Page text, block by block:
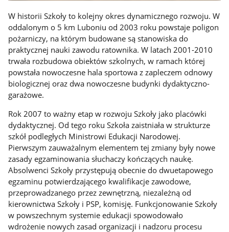
W historii Szkoły to kolejny okres dynamicznego rozwoju. W
oddalonym o 5 km Luboniu od 2003 roku powstaje poligon
pożarniczy, na którym budowane są stanowiska do
praktycznej nauki zawodu ratownika. W latach 2001-2010
trwała rozbudowa obiektów szkolnych, w ramach której
powstała nowoczesne hala sportowa z zapleczem odnowy
biologicznej oraz dwa nowoczesne budynki dydaktyczno-
garażowe.
Rok 2007 to ważny etap w rozwoju Szkoły jako placówki
dydaktycznej. Od tego roku Szkoła zaistniała w strukturze
szkół podległych Ministrowi Edukacji Narodowej.
Pierwszym zauważalnym elementem tej zmiany były nowe
zasady egzaminowania słuchaczy kończących naukę.
Absolwenci Szkoły przystępują obecnie do dwuetapowego
egzaminu potwierdzającego kwalifikacje zawodowe,
przeprowadzanego przez zewnętrzną, niezależną od
kierownictwa Szkoły i PSP, komisję. Funkcjonowanie Szkoły
w powszechnym systemie edukacji spowodowało
wdrożenie nowych zasad organizacji i nadzoru procesu